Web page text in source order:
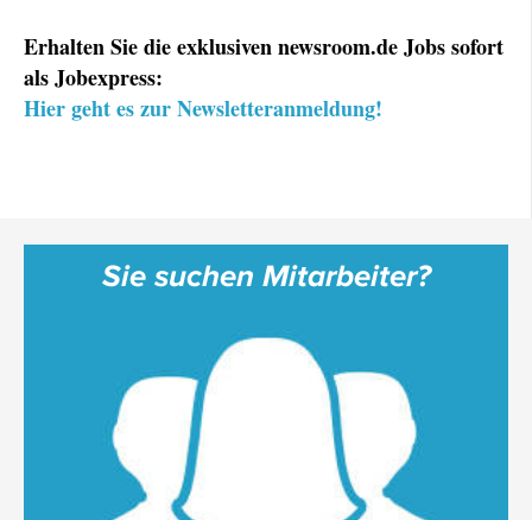
Erhalten Sie die exklusiven newsroom.de Jobs sofort
als Jobexpress:
Hier geht es zur Newsletteranmeldung!
Sie suchen Mitarbeiter?